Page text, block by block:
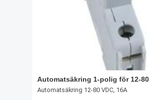
Automatsäkring 1-polig för 12-
Automatsäkring 12-80 VDC, 16A